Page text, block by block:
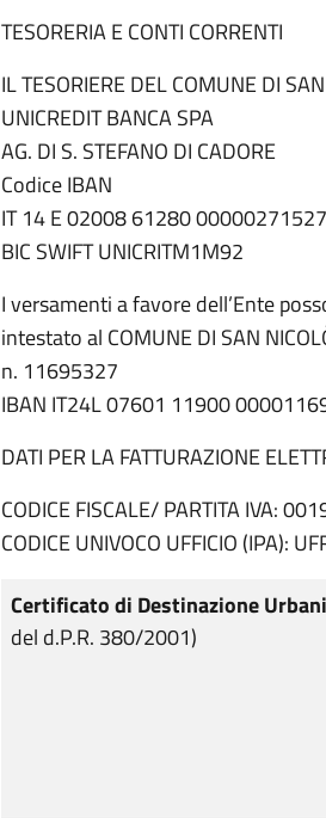
TESORERIA E CONTI CORRENTI
IL TESORIERE DEL COMUNE DI
UNICREDIT BANCA SPA
AG. DI S. STEFANO DI CADORE
Codice IBAN
IT 14 E 02008 61280
BIC SWIFT UNICRITM1M92
I versamenti a favore dell’Ente
intestato al COMUNE DI SAN
n. 11695327
IBAN IT24L 07601 11900
DATI PER LA FATTURAZIONE
CODICE FISCALE/ PARTITA IVA:
CODICE UNIVOCO UFFICIO (IPA):
Certificato di Destinazione
del d.P.R. 380/2001)